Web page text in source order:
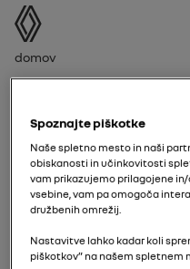
uporabniški priročnik
Drobtina
Domov
Spoznajte piškotke
Naše spletno mesto in naši
obiskanosti in učinkovitosti
vam prikazujemo prilagojene
vsebine, vam pa omogoča
družbenih omrežij.
Nastavitve lahko kadar koli
piškotkov” na našem spletnem